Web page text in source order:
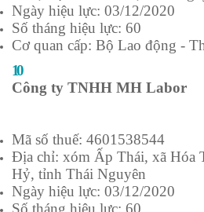
Ngày hiệu lực: 03/12/2020
Số tháng hiệu lực: 60
Cơ quan cấp: Bộ Lao động -
10
Công ty TNHH MH Labor
Mã số thuế: 4601538544
Địa chỉ: xóm Ấp Thái, xã Hóa
Hỷ, tỉnh Thái Nguyên
Ngày hiệu lực: 03/12/2020